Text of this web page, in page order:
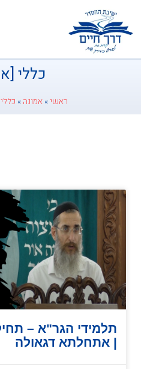
כללי
ראשי»אמונה »
תלמידי הגר"א –
| אתחלתא דגאולה